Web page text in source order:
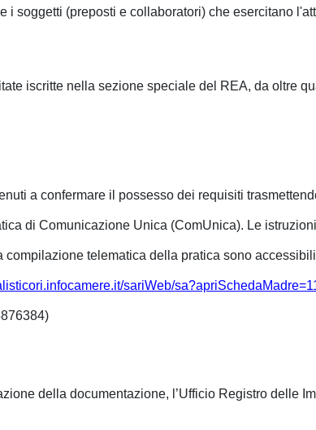
i soggetti (preposti e collaboratori) che esercitano
iscritte nella sezione speciale del REA, da oltre
a confermare il possesso dei requisiti
di Comunicazione Unica (ComUnica). Le
compilazione telematica della pratica sono
sariWeb/
della documentazione, l’Ufficio Registro delle